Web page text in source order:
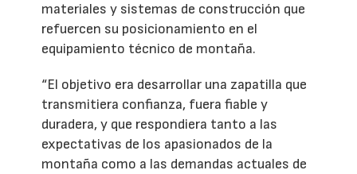
materiales y sistemas de construcción que
refuercen su posicionamiento en el
equipamiento técnico de montaña.
“El objetivo era desarrollar una zapatilla que
transmitiera confianza, fuera fiable y
duradera, y que respondiera tanto a las
expectativas de los apasionados de la
montaña como a las demandas actuales de